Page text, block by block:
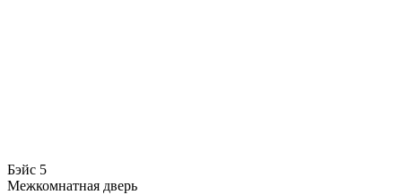
Бэйс 5
Межкомнатная дверь